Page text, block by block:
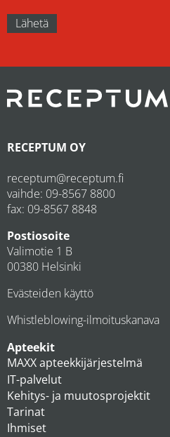
RECEPTUM OY
receptum@receptum.fi
vaihde: 09-8567 8800
fax: 09-8567 8848
Postiosoite
Valimotie 1 B
00380 Helsinki
Evästeiden käyttö
Whistleblowing-ilmoituskanava
Apteekit
MAXX apteekkijärjestelmä
IT-palvelut
Kehitys- ja muutosprojektit
Tarinat
Ihmiset